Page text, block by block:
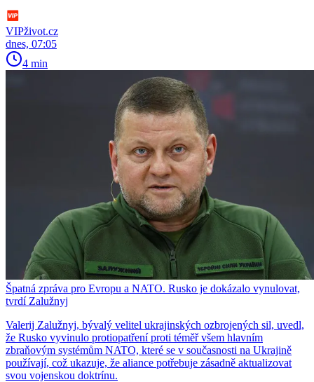
VIPživot.cz
dnes, 07:05
4 min
Špatná zpráva pro Evropu a NATO. Rusko je dokázalo vynulovat,
tvrdí Zalužnyj
Valerij Zalužnyj, bývalý velitel ukrajinských ozbrojených sil, uvedl,
že Rusko vyvinulo protiopatření proti téměř všem hlavním
zbraňovým systémům NATO, které se v současnosti na Ukrajině
používají, což ukazuje, že aliance potřebuje zásadně aktualizovat
svou vojenskou doktrínu.